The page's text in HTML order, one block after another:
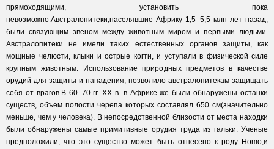
прямоходящими, установить пока
невозможно.Австралопитеки,населявшие Африку 1,5–5,5 млн лет назад,
были связующим звеном между животным миром и первыми людьми.
Австралопитеки не имели таких естественных органов защиты, как
мощные челюсти, клыки и острые когти, и уступали в физической силе
крупным животным. Использование природных предметов в качестве
орудий для защиты и нападения, позволило австралопитекам защищать
себя от врагов.В 60–70 гг. XX в. в Африке же были обнаружены останки
существ, объем полости черепа которых составлял 650 см(значительно
меньше, чем у человека). В непосредственной близости от места находки
были обнаружены самые примитивные орудия труда из гальки. Ученые
предположили, что это существо может быть отнесено к роду Homo,и